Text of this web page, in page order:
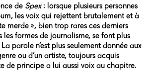
de Spex: lorsque plusieurs personnes
les voix qui rejettent brutalement et à
merde », bien trop rares ces derniers
les formes de journalisme, se font plus
parole n’est plus seulement donnée aux
ou d’un artiste, toujours acquis
de principe a lui aussi voix au chapitre.